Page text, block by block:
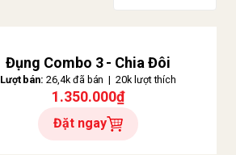
Đụng Combo 3 - Chia Đôi
Lượt bán: 26,4k đã bán | 20k lượt thích
1.350.000₫
Đặt ngay